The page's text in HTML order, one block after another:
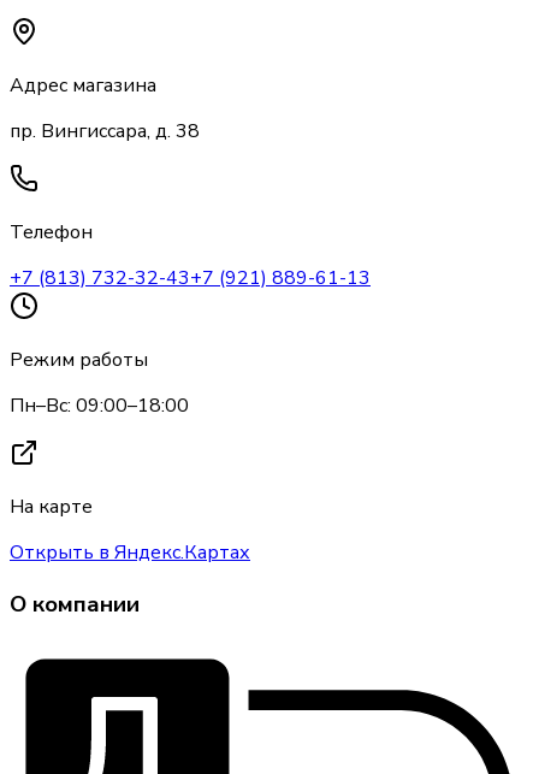
Адрес магазина
пр. Вингиссара, д. 38
Телефон
+7 (813) 732-32-43+7 (921) 889-61-13
Режим работы
Пн–Вс: 09:00–18:00
На карте
Открыть в Яндекс.Картах
О компании